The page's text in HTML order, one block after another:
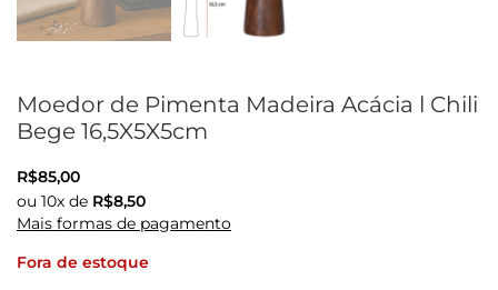
Moedor de Pimenta Madeira Acácia l Chili
Bege 16,5X5X5cm
R$85,00
ou 10x de R$8,50
Mais formas de pagamento
Fora de estoque